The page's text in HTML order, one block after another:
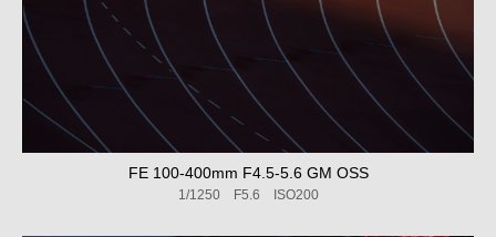
FE 100-400mm F4.5-5.6 GM OSS
1/1250 F5.6 ISO200